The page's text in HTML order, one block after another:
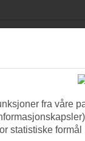
fra våre
statistiske